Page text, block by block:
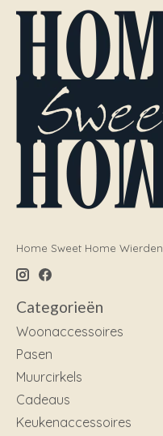
Home Sweet Home Wierden
Categorieën
Woonaccessoires
Pasen
Muurcirkels
Cadeaus
Keukenaccessoires